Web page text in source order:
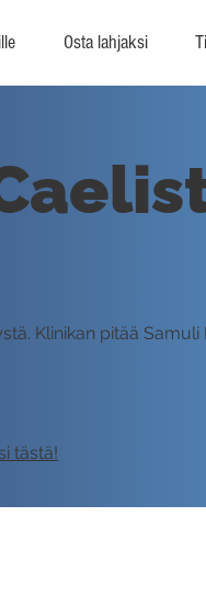
Osta lahjaksi
Klinikan pitää Samuli
tästä!